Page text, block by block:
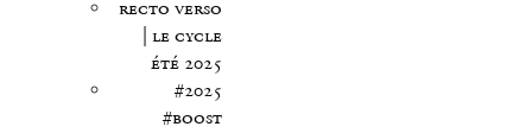
recto verso
| le cycle
été 2025
#2025
#boost